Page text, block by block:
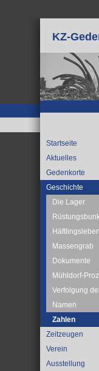
KZ-
Startseite
Aktuelles
Gedenkorte
Geschichte
Die Lager
Häftlingsleben
Massengrab
Dokumente
Mühldorf-
Verfolgung
Namen
Zahlen
Zeitzeugen
Verein
Ausstellung